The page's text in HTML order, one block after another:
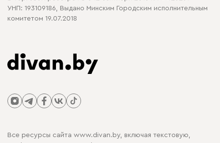
УНП: 193109186, Выдано Минским Городским исполнительным
комитетом 19.07.2018
Все ресурсы сайта www.divan.by, включая текстовую,